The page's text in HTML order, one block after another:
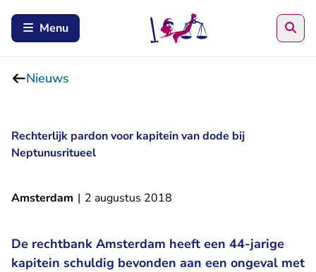
Menu
Nieuws
Rechterlijk pardon voor kapitein van dode bij
Neptunusritueel
Amsterdam | 2 augustus 2018
De rechtbank Amsterdam heeft een 44-jarige
kapitein schuldig bevonden aan een ongeval met